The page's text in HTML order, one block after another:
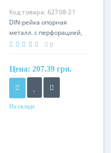
Код товара: 62708-21
DIN-рейка опорная
металл. с перфорацией,
TS35 DZN2.0_S
0
Цена: 207.39 грн.
На складе